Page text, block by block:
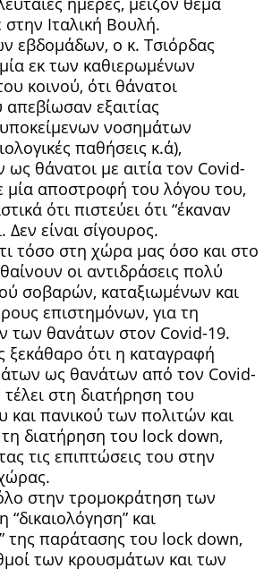
Ιταλική Βουλή.
εβδομάδων, ο κ. Τσιόρδας
εκ των καθιερωμένων
κοινού, ότι θάνατοι
εξαιτίας
νοσημάτων
παθήσεις κ.ά),
θάνατοι με αιτία τον Covid-
μία αποστροφή του λόγου του,
ότι πιστεύει ότι “έκαναν
Δεν είναι σίγουρος.
τόσο στη χώρα μας όσο και στο
οι αντιδράσεις πολύ
σοβαρών, καταξιωμένων και
επιστημόνων, για τη
των θανάτων στον Covid-19.
ξεκάθαρο ότι η καταγραφή
ως θανάτων από τον Covid-
τέλει στη διατήρηση του
και πανικού των πολιτών και
τη διατήρηση του lock down,
τις επιπτώσεις του στην
στην τρομοκράτηση των
“δικαιολόγηση” και
της παράτασης του lock down,
των κρουσμάτων και των